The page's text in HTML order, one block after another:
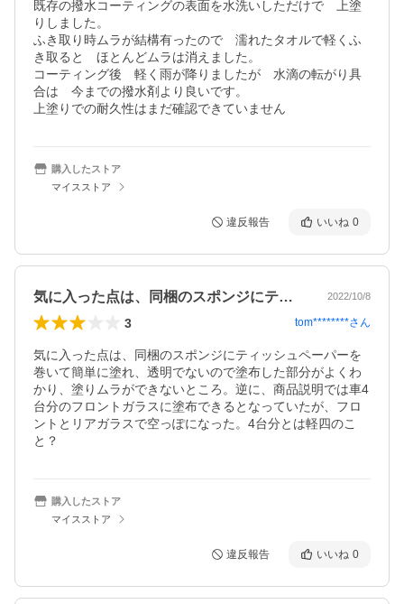
既存の撥水コーティングの表面を水洗いしただけで　上塗
りしました。
ふき取り時ムラが結構有ったので　濡れたタオルで軽くふ
き取ると　ほとんどムラは消えました。
コーティング後　軽く雨が降りましたが　水滴の転がり具
合は　今までの撥水剤より良いです。
上塗りでの耐久性はまだ確認できていません
購入したストア
マイスストア
違反報告 いいね 0
気に入った点は、同梱のスポンジにティッ… 2022/10/8
3 tom********さん
気に入った点は、同梱のスポンジにティッシュペーパーを
巻いて簡単に塗れ、透明でないので塗布した部分がよくわ
かり、塗りムラができないところ。逆に、商品説明では車4
台分のフロントガラスに塗布できるとなっていたが、フロ
ントとリアガラスで空っぽになった。4台分とは軽四のこ
と？
購入したストア
マイスストア
違反報告 いいね 0